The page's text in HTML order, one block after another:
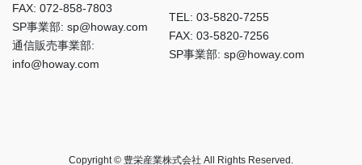
FAX: 072-858-7803
SP事業部: sp@howay.com
通信販売事業部:
info@howay.com
TEL: 03-5820-7255
FAX: 03-5820-7256
SP事業部: sp@howay.com
Copyright © 豊栄産業株式会社 All Rights Reserved.